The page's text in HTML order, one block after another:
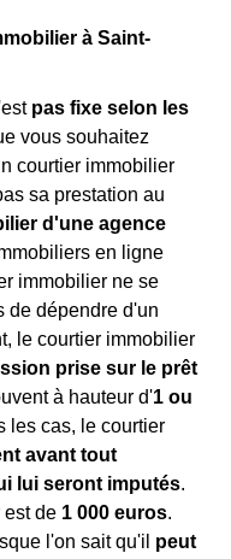
à Saint-
pas fixe selon les
vous souhaitez
courtier immobilier
sa prestation au
d'une agence
en ligne
immobilier ne se
de dépendre d'un
le courtier immobilier
prise sur le prêt
à hauteur d'1 ou
les cas, le courtier
avant tout
lui seront imputés.
est de 1 000 euros.
l'on sait qu'il peut